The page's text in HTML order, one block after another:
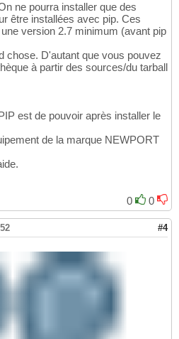
ne pourra installer que des
être installées avec pip. Ces
version 2.7 minimum (avant pip
chose. D'autant que vous pouvez
à partir des sources/du tarball
est de pouvoir après installer le
de la marque NEWPORT
0
0
#4